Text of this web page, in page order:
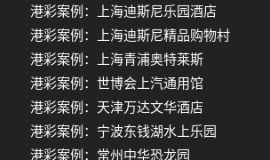
港彩案例：上海迪斯尼乐园酒店
港彩案例：上海迪斯尼精品购物村
港彩案例：上海青浦奥特莱斯
港彩案例：世博会上汽通用馆
港彩案例：天津万达文华酒店
港彩案例：宁波东钱湖水上乐园
港彩案例：常州中华恐龙园